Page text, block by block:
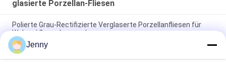
glasierte Porzellan-Fliesen
Polierte Grau-Rectifizierte Verglaserte Porzellanfliesen für
Wohn- / Gewerbezwecke
Glanzverglasete, gerechte Porzellanfliesen mit polierten
Oberflächen mit geringer Wasserabsorption PEI 4
Jenny